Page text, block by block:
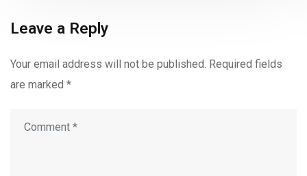
Leave a Reply
Your email address will not be published. Required fields
are marked *